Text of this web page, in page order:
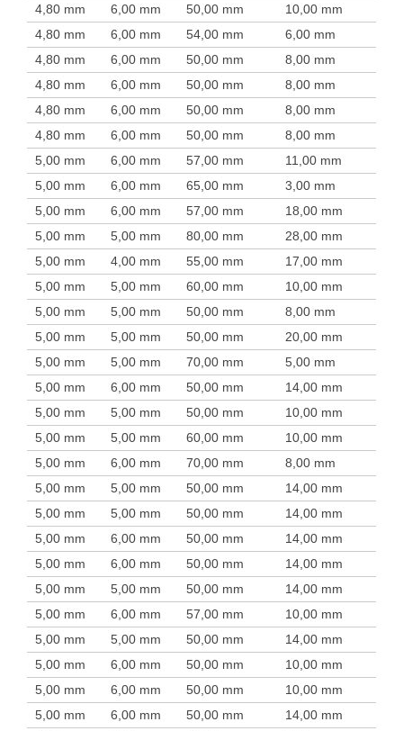
4,80 mm
6,00 mm 50,00 mm 10,00 mm
4,80 mm
6,00 mm 54,00 mm 6,00 mm
4,80 mm
6,00 mm 50,00 mm 8,00 mm
4,80 mm
6,00 mm 50,00 mm 8,00 mm
4,80 mm
6,00 mm 50,00 mm 8,00 mm
4,80 mm
6,00 mm 50,00 mm 8,00 mm
5,00 mm
6,00 mm 57,00 mm 11,00 mm
5,00 mm
6,00 mm 65,00 mm 3,00 mm
5,00 mm
6,00 mm 57,00 mm 18,00 mm
5,00 mm
5,00 mm 80,00 mm 28,00 mm
5,00 mm
4,00 mm 55,00 mm 17,00 mm
5,00 mm
5,00 mm 60,00 mm 10,00 mm
5,00 mm
5,00 mm 50,00 mm 8,00 mm
5,00 mm
5,00 mm 50,00 mm 20,00 mm
5,00 mm
5,00 mm 70,00 mm 5,00 mm
5,00 mm
6,00 mm 50,00 mm 14,00 mm
5,00 mm
5,00 mm 50,00 mm 10,00 mm
5,00 mm
5,00 mm 60,00 mm 10,00 mm
5,00 mm
6,00 mm 70,00 mm 8,00 mm
5,00 mm
5,00 mm 50,00 mm 14,00 mm
5,00 mm
5,00 mm 50,00 mm 14,00 mm
5,00 mm
6,00 mm 50,00 mm 14,00 mm
5,00 mm
6,00 mm 50,00 mm 14,00 mm
5,00 mm
5,00 mm 50,00 mm 14,00 mm
5,00 mm
6,00 mm 57,00 mm 10,00 mm
5,00 mm
5,00 mm 50,00 mm 14,00 mm
5,00 mm
6,00 mm 50,00 mm 10,00 mm
5,00 mm
6,00 mm 50,00 mm 10,00 mm
5,00 mm
6,00 mm 50,00 mm 14,00 mm